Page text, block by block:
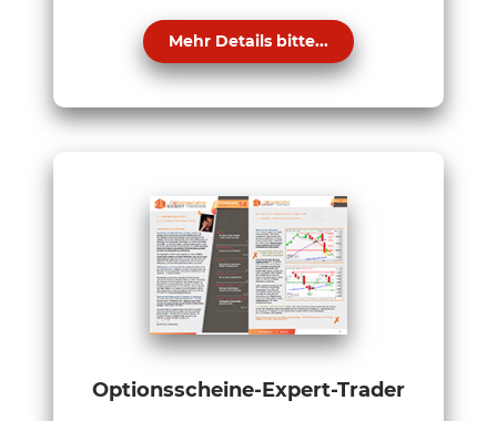
Mehr Details bitte...
Optionsscheine-Expert-Trader